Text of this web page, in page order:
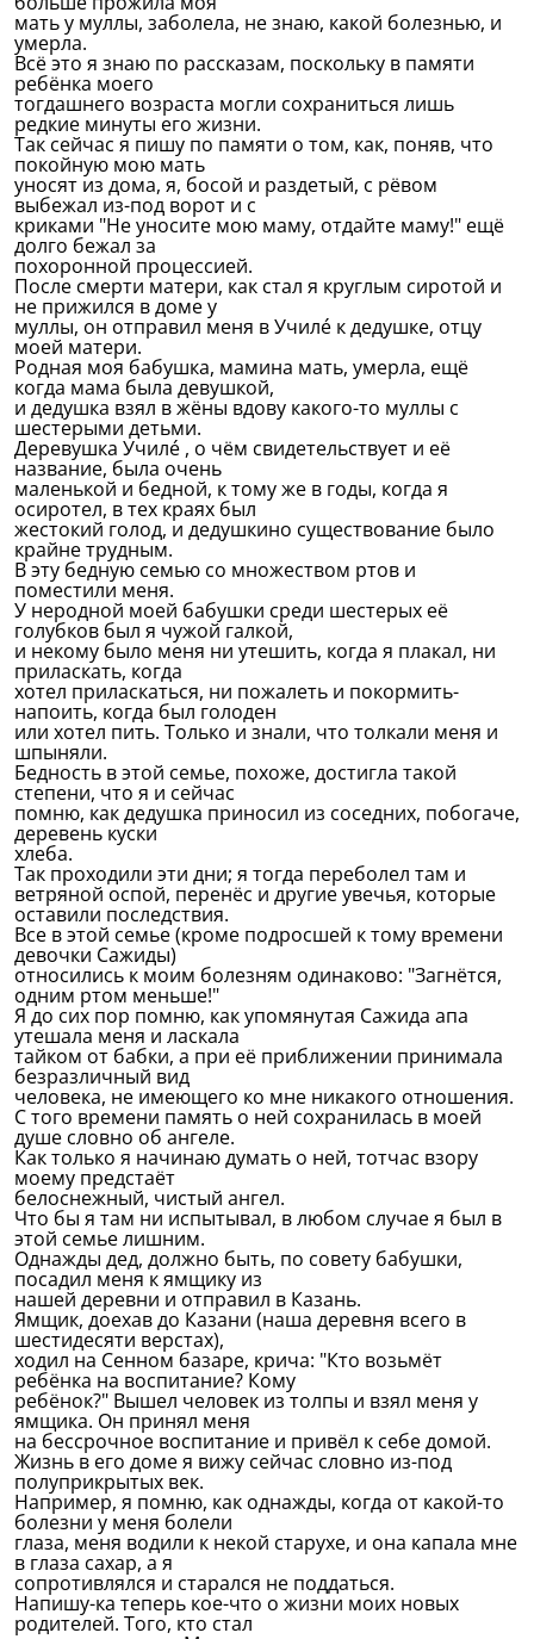
мать у муллы, заболела, не знаю, какой болезнью, и
умерла.
Всё это я знаю по рассказам, поскольку в памяти
ребёнка моего
тогдашнего возраста могли сохраниться лишь
редкие минуты его жизни.
Так сейчас я пишу по памяти о том, как, поняв, что
покойную мою мать
уносят из дома, я, босой и раздетый, с рёвом
выбежал из-под ворот и с
криками "Не уносите мою маму, отдайте маму!" ещё
долго бежал за
похоронной процессией.
После смерти матери, как стал я круглым сиротой и
не прижился в доме у
муллы, он отправил меня в Училé к дедушке, отцу
моей матери.
Родная моя бабушка, мамина мать, умерла, ещё
когда мама была девушкой,
и дедушка взял в жёны вдову какого-то муллы с
шестерыми детьми.
Деревушка Училé , о чём свидетельствует и её
название, была очень
маленькой и бедной, к тому же в годы, когда я
осиротел, в тех краях был
жестокий голод, и дедушкино существование было
крайне трудным.
В эту бедную семью со множеством ртов и
поместили меня.
У неродной моей бабушки среди шестерых её
голубков был я чужой галкой,
и некому было меня ни утешить, когда я плакал, ни
приласкать, когда
хотел приласкаться, ни пожалеть и покормить-
напоить, когда был голоден
или хотел пить. Только и знали, что толкали меня и
шпыняли.
Бедность в этой семье, похоже, достигла такой
степени, что я и сейчас
помню, как дедушка приносил из соседних, побогаче,
деревень куски
хлеба.
Так проходили эти дни; я тогда переболел там и
ветряной оспой, перенёс и другие увечья, которые
оставили последствия.
Все в этой семье (кроме подросшей к тому времени
девочки Сажиды)
относились к моим болезням одинаково: "Загнётся,
одним ртом меньше!"
Я до сих пор помню, как упомянутая Сажида апа
утешала меня и ласкала
тайком от бабки, а при её приближении принимала
безразличный вид
человека, не имеющего ко мне никакого отношения.
С того времени память о ней сохранилась в моей
душе словно об ангеле.
Как только я начинаю думать о ней, тотчас взору
моему предстаёт
белоснежный, чистый ангел.
Что бы я там ни испытывал, в любом случае я был в
этой семье лишним.
Однажды дед, должно быть, по совету бабушки,
посадил меня к ямщику из
нашей деревни и отправил в Казань.
Ямщик, доехав до Казани (наша деревня всего в
шестидесяти верстах),
ходил на Сенном базаре, крича: "Кто возьмёт
ребёнка на воспитание? Кому
ребёнок?" Вышел человек из толпы и взял меня у
ямщика. Он принял меня
на бессрочное воспитание и привёл к себе домой.
Жизнь в его доме я вижу сейчас словно из-под
полуприкрытых век.
Например, я помню, как однажды, когда от какой-то
болезни у меня болели
глаза, меня водили к некой старухе, и она капала мне
в глаза сахар, а я
сопротивлялся и старался не поддаться.
Напишу-ка теперь кое-что о жизни моих новых
родителей. Того, кто стал